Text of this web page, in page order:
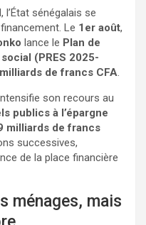
l’État sénégalais se
Le 1er août,
lance le Plan de
(PRES 2025-
de francs CFA.
son recours au
publics à l’épargne
milliards de francs
successives,
de la place financière
ménages, mais